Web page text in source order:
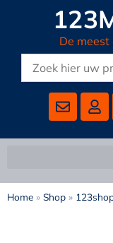
De
Home » Shop »